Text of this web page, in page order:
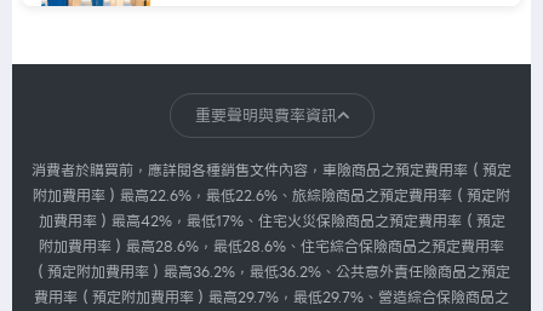
每天都在充電，真正該充的...
2026.07.30 1,007
華南產險
我們忙著搶票，主辦單位忙...
2026.07.30 1,007
重要聲明與費率資訊
消費者於購買前，應詳閱各種銷售文件內容，車險商品之預定費用率（預定
附加費用率）最高22.6%，最低22.6%、旅綜險商品之預定費用率（預定附
加費用率）最高42%，最低17%、住宅火災保險商品之預定費用率（預定
附加費用率）最高28.6%，最低28.6%、住宅綜合保險商品之預定費用率
（預定附加費用率）最高36.2%，最低36.2%、公共意外責任險商品之預定
費用率（預定附加費用率）最高29.7%，最低29.7%、營造綜合保險商品之